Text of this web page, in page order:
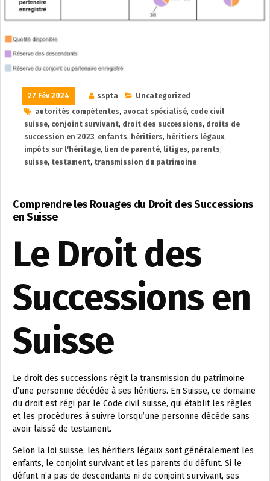
27 Fév 2024 sspta
Uncategorized
autorités compétentes, avocat spécialisé, code civil
suisse, conjoint survivant, droit des successions, droits de
succession en 2023, enfants, héritiers, héritiers légaux,
impôts sur l'héritage, lien de parenté, litiges, parents,
suisse, testament, transmission du patrimoine
Comprendre les Rouages du Droit des Successions
en Suisse
Le Droit des
Successions en
Suisse
Le droit des successions régit la transmission du patrimoine
d’une personne décédée à ses héritiers. En Suisse, ce domaine
du droit est régi par le Code civil suisse, qui établit les règles
et les procédures à suivre lorsqu’une personne décède sans
avoir laissé de testament.
Selon la loi suisse, les héritiers légaux sont généralement les
enfants, le conjoint survivant et les parents du défunt. Si le
défunt n’a pas de descendants ni de conjoint survivant, ses